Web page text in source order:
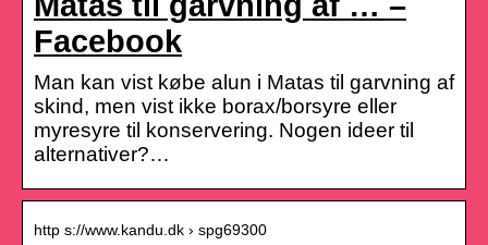
Facebook
Man kan vist købe alun i Matas til garvning af
skind, men vist ikke borax/borsyre eller
myresyre til konservering. Nogen ideer til
alternativer?…
http s://www.kandu.dk › spg69300